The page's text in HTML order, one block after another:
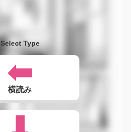
Select Type
横読み